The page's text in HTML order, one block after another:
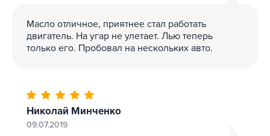
Масло отличное, приятнее стал работать
двигатель. На угар не улетает. Лью теперь
только его. Пробовал на нескольких авто.
Николай Минченко
09.07.2019